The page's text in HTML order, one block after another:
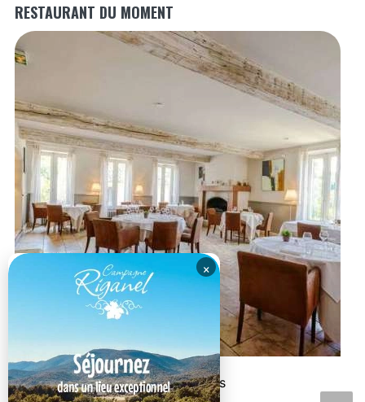
RESTAURANT DU MOMENT
Grambois
Restaurant Auberge des Tilleuls
×